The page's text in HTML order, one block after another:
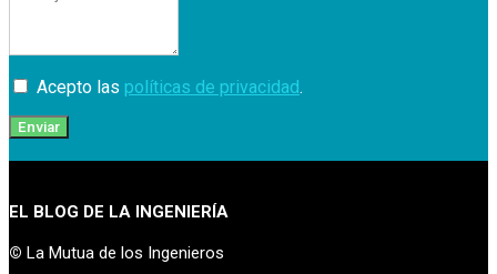
Acepto las políticas de privacidad.
Enviar
EL BLOG DE LA INGENIERÍA
© La Mutua de los Ingenieros